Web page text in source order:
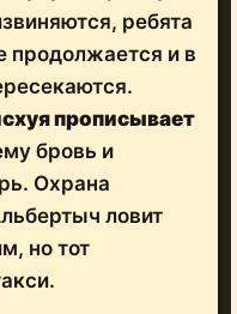
ребята
продолжается и в
прописывает
бровь и
Охрана
ловит
но тот